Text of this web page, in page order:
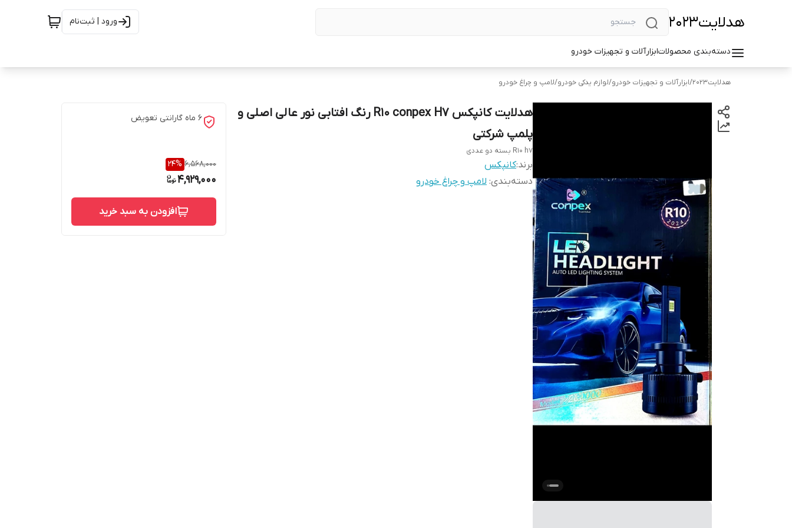
هد‌لایت2023 ورود | ثبت‌نام
دسته‌بندی محصولاتابزارآلات و تجهیزات خودرو
هد‌لایت2023 /ابزارآلات و تجهیزات خودرو/لوازم یدکی خودرو/لامپ و چراغ خودرو
هدلایت کانپکس R10 conpex H7 رنگ افتابی نور عالی اصلی و
پلمپ شرکتی
R10 h7 بسته دو عددی
برند:کانپکس
دسته‌بندی: لامپ و چراغ خودرو
۶ ماه گارانتی تعویض
6,568,000
24%
4,929,000
افزودن به سبد خرید